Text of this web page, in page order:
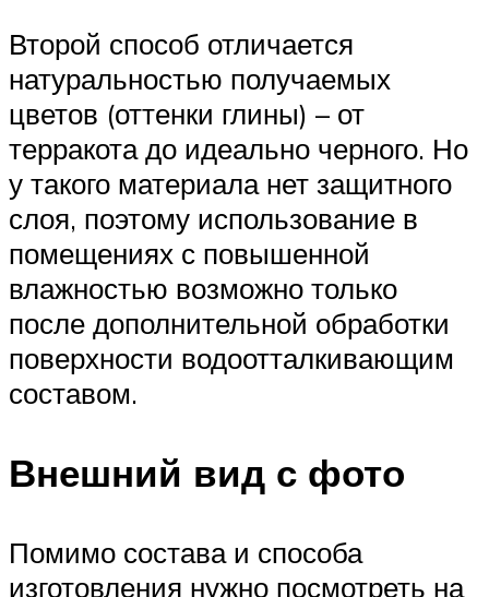
Второй способ отличается
натуральностью получаемых
цветов (оттенки глины) – от
терракота до идеально черного. Но
у такого материала нет защитного
слоя, поэтому использование в
помещениях с повышенной
влажностью возможно только
после дополнительной обработки
поверхности водоотталкивающим
составом.
Внешний вид с фото
Помимо состава и способа
изготовления нужно посмотреть на